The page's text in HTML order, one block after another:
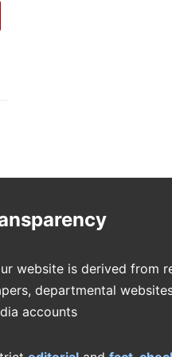
website is derived from
departmental
accounts